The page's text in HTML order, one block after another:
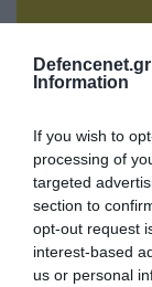
Information
If you wish to
processing of
targeted
section to
opt-out request
interest-based
us or personal